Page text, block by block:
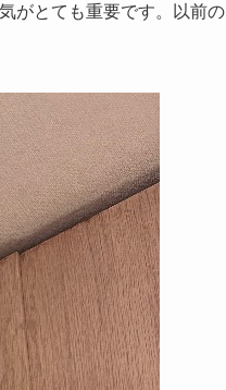
がとても重要です。以前の